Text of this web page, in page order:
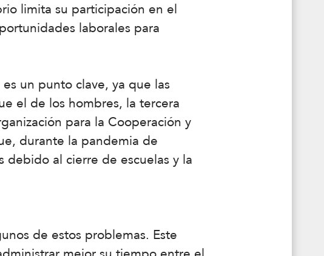
limita su participación en el
laborales para
un punto clave, ya que las
el de los hombres, la tercera
para la Cooperación y
durante la pandemia de
debido al cierre de escuelas y la
de estos problemas. Este